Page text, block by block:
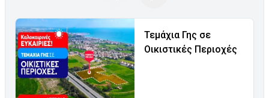
Τεμάχια Γης σε
Οικιστικές Περιοχές